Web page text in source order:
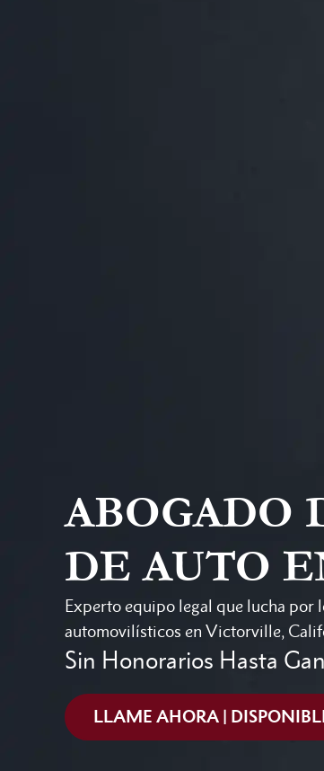
ABOGADO
DE AUTO
Experto equipo legal que lucha por
automovilísticos en Victorville,
Sin Honorarios Hasta
LLAME AHORA |